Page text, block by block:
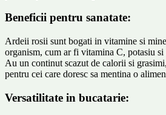
Beneficii pentru sanatate:
Ardeii rosii sunt bogati in vitamine si
organism, cum ar fi vitamina C, potasiu si
Au un continut scazut de calorii si
pentru cei care doresc sa mentina o
Versatilitate in bucatarie: